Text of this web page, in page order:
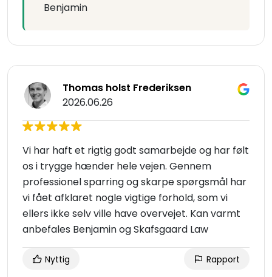
Benjamin
Thomas holst Frederiksen
2026.06.26
Vi har haft et rigtig godt samarbejde og har følt
os i trygge hænder hele vejen. Gennem
professionel sparring og skarpe spørgsmål har
vi fået afklaret nogle vigtige forhold, som vi
ellers ikke selv ville have overvejet. Kan varmt
anbefales Benjamin og Skafsgaard Law
Nyttig Rapport